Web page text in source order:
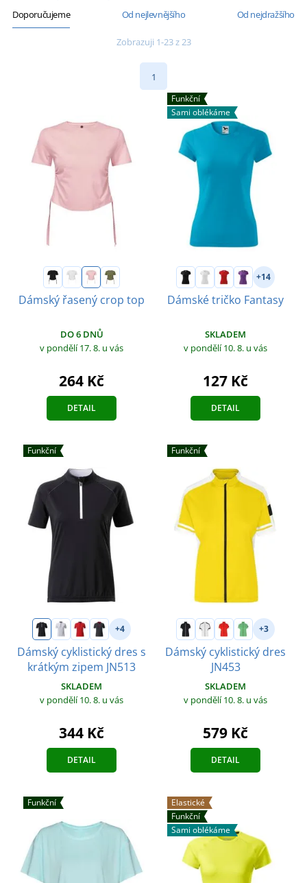
Doporučujeme Od nejlevnějšího Od nejdražšího
Zobrazuji 1-23 z 23
1
Dámský řasený crop top
DO 6 DNŮ
v pondělí 17. 8. u vás
264 Kč
DETAIL
Funkční
Sami oblékáme
+14
Dámské tričko Fantasy
SKLADEM
v pondělí 10. 8. u vás
127 Kč
DETAIL
Funkční
+4
Dámský cyklistický dres s
krátkým zipem JN513
SKLADEM
v pondělí 10. 8. u vás
344 Kč
DETAIL
Funkční
+3
Dámský cyklistický dres
JN453
SKLADEM
v pondělí 10. 8. u vás
579 Kč
DETAIL
Funkční
Elastické
Funkční
Sami oblékáme